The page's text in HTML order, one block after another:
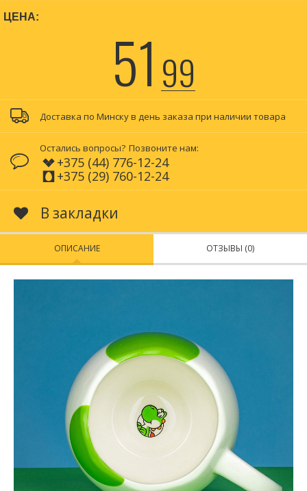
ЦЕНА:
51 99
Доставка по Минску в день заказа при наличии товара
Остались вопросы? Позвоните нам:
+375 (44) 776-12-24
+375 (29) 760-12-24
В закладки
ОПИСАНИЕ ОТЗЫВЫ (0)